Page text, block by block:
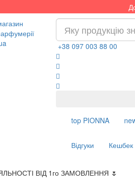
+38 097 003 88 00
top PIONNA
Відгуки Кешбек
ВІД 1го ЗАМОВЛЕННЯ 🌷